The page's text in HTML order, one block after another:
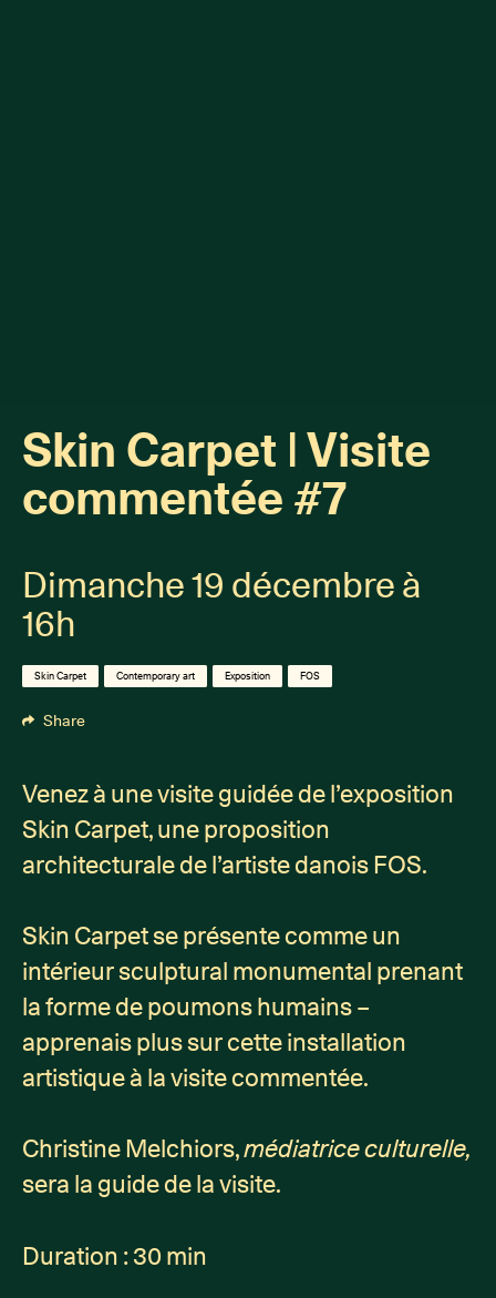
Skin Carpet | Visite
commentée #7
Dimanche 19 décembre à
16h
Skin Carpet Contemporary art Exposition FOS
Share
Venez à une visite guidée de l’exposition
Skin Carpet, une proposition
architecturale de l’artiste danois FOS.
Skin Carpet se présente comme un
intérieur sculptural monumental prenant
la forme de poumons humains –
apprenais plus sur cette installation
artistique à la visite commentée.
Christine Melchiors,médiatrice culturelle,
sera la guide de la visite.
Duration : 30 min